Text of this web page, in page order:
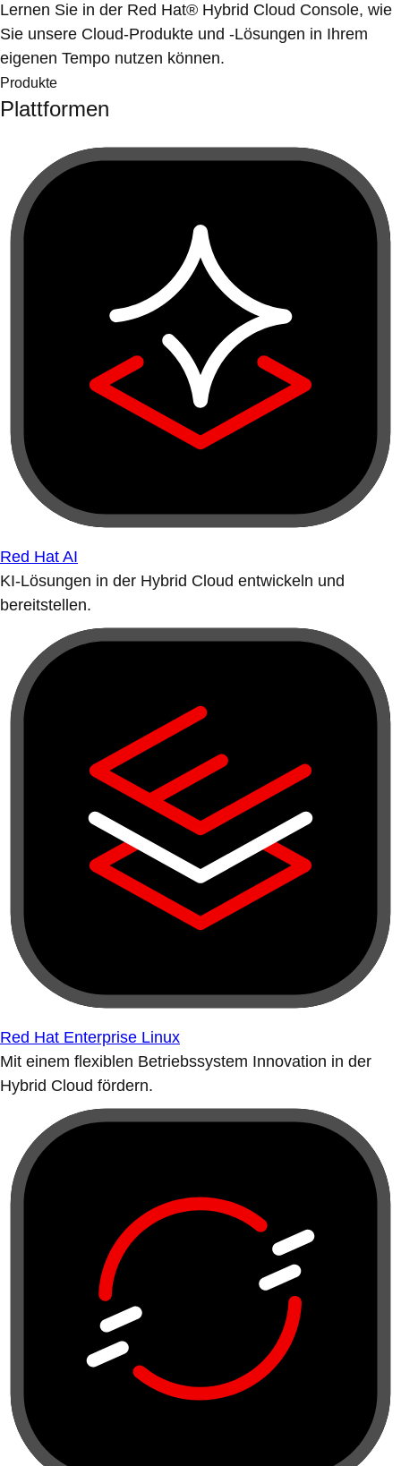
Lernen Sie in der Red Hat® Hybrid Cloud Console, wie
Sie unsere Cloud-Produkte und -Lösungen in Ihrem
eigenen Tempo nutzen können.
Produkte
Plattformen
Red Hat AI
KI-Lösungen in der Hybrid Cloud entwickeln und
bereitstellen.
Red Hat Enterprise Linux
Mit einem flexiblen Betriebssystem Innovation in der
Hybrid Cloud fördern.